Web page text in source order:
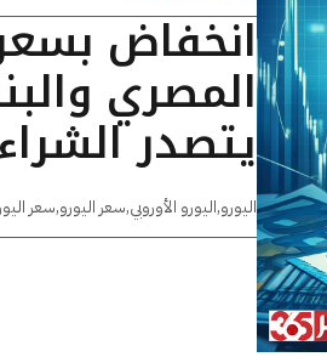
انخفاض
المصري
يتصدر الشراء:
اليورو,اليورو الأوروبي,سعر اليورو,سعر